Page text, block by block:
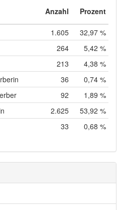
Anzahl Prozent
1.605
32,97 %
264
5,42 %
213
4,38 %
36
0,74 %
92
1,89 %
2.625
53,92 %
33 0,68 %